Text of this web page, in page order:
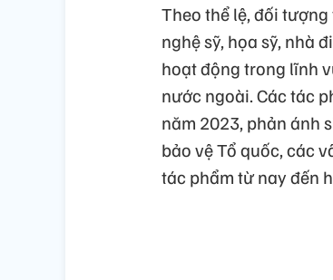
Theo thể lệ, đối
nghệ sỹ, họa sỹ, nhà
hoạt động trong lĩnh
nước ngoài. Các tác
năm 2023, phản ánh
bảo vệ Tổ quốc, các
tác phẩm từ nay đến